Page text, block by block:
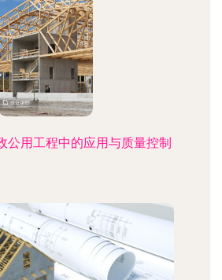
公用工程中的应用与质量控制